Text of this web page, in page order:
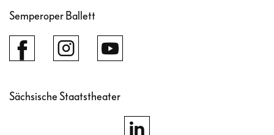
Semperoper Ballett
Sächsische Staatstheater